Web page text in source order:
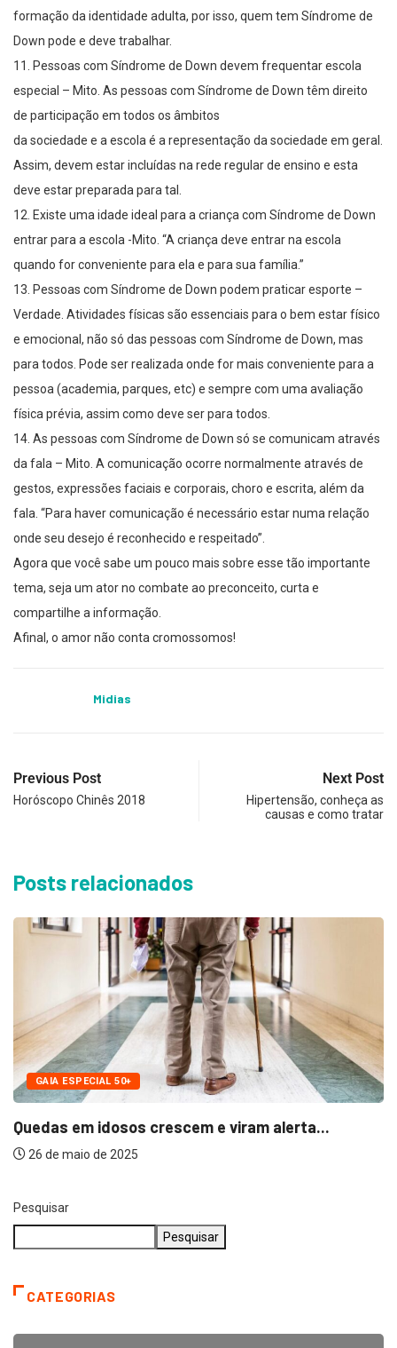
formação da identidade adulta, por isso, quem tem Síndrome de
Down pode e deve trabalhar.
11. Pessoas com Síndrome de Down devem frequentar escola
especial – Mito. As pessoas com Síndrome de Down têm direito
de participação em todos os âmbitos
da sociedade e a escola é a representação da sociedade em geral.
Assim, devem estar incluídas na rede regular de ensino e esta
deve estar preparada para tal.
12. Existe uma idade ideal para a criança com Síndrome de Down
entrar para a escola -Mito. “A criança deve entrar na escola
quando for conveniente para ela e para sua família.”
13. Pessoas com Síndrome de Down podem praticar esporte –
Verdade. Atividades físicas são essenciais para o bem estar físico
e emocional, não só das pessoas com Síndrome de Down, mas
para todos. Pode ser realizada onde for mais conveniente para a
pessoa (academia, parques, etc) e sempre com uma avaliação
física prévia, assim como deve ser para todos.
14. As pessoas com Síndrome de Down só se comunicam através
da fala – Mito. A comunicação ocorre normalmente através de
gestos, expressões faciais e corporais, choro e escrita, além da
fala. “Para haver comunicação é necessário estar numa relação
onde seu desejo é reconhecido e respeitado”.
Agora que você sabe um pouco mais sobre esse tão importante
tema, seja um ator no combate ao preconceito, curta e
compartilhe a informação.
Afinal, o amor não conta cromossomos!
Midias
Previous Post
Horóscopo Chinês 2018
Next Post
Hipertensão, conheça as
causas e como tratar
Posts relacionados
GAIA ESPECIAL 50+
em idosos crescem e viram alerta...
de maio de 2025
Pesquisar
Pesquisar
CATEGORIAS